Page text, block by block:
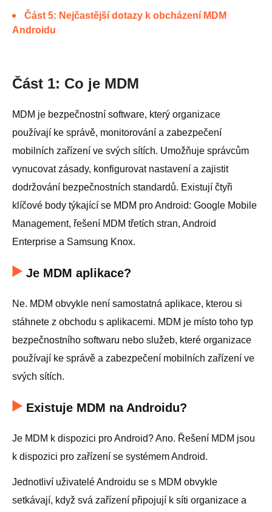
Část 5: Nejčastější dotazy k obcházení MDM
Androidu
Část 1: Co je MDM
MDM je bezpečnostní software, který organizace
používají ke správě, monitorování a zabezpečení
mobilních zařízení ve svých sítích. Umožňuje správcům
vynucovat zásady, konfigurovat nastavení a zajistit
dodržování bezpečnostních standardů. Existují čtyři
klíčové body týkající se MDM pro Android: Google Mobile
Management, řešení MDM třetích stran, Android
Enterprise a Samsung Knox.
Je MDM aplikace?
Ne. MDM obvykle není samostatná aplikace, kterou si
stáhnete z obchodu s aplikacemi. MDM je místo toho typ
bezpečnostního softwaru nebo služeb, které organizace
používají ke správě a zabezpečení mobilních zařízení ve
svých sítích.
Existuje MDM na Androidu?
Je MDM k dispozici pro Android? Ano. Řešení MDM jsou
k dispozici pro zařízení se systémem Android.
Jednotliví uživatelé Androidu se s MDM obvykle
setkávají, když svá zařízení připojují k síti organizace a